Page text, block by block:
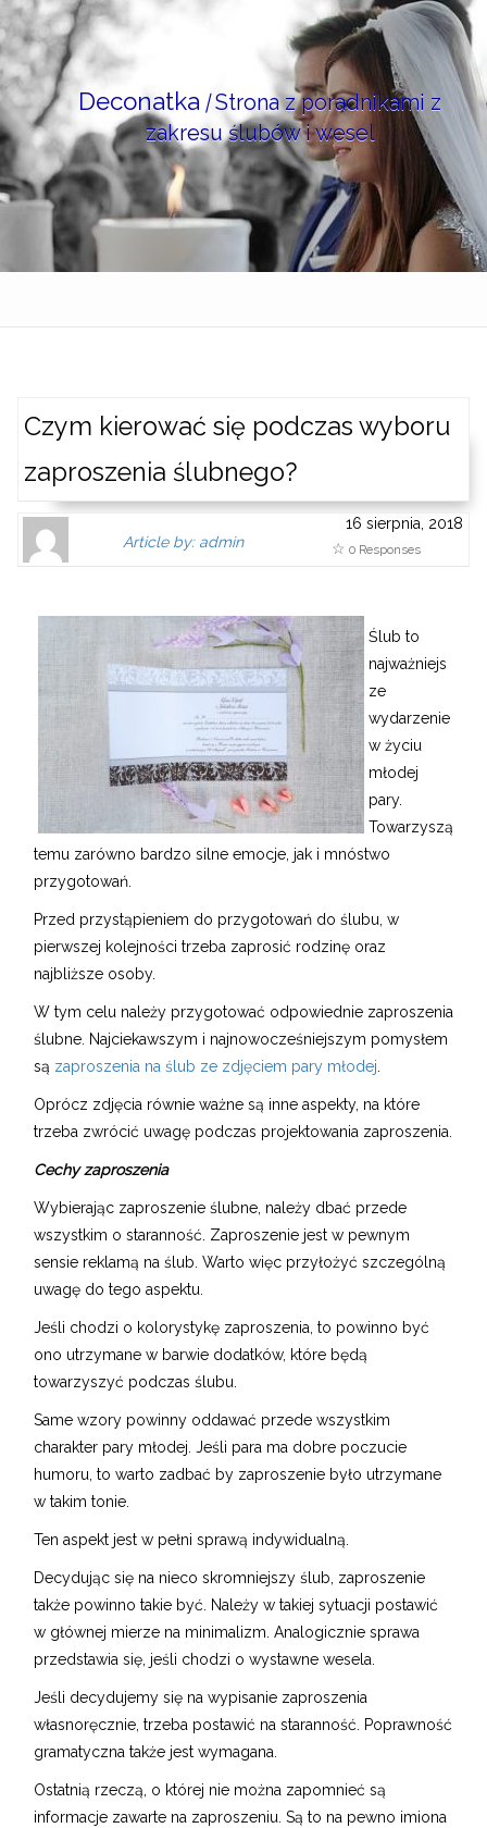
Skip
to
content
Deconatka |Strona z poradnikami z
zakresu ślubów i wesel
Czym kierować się podczas wyboru
zaproszenia ślubnego?
Author
Gravatar
link
Article by: admin
link
website
or
other
works.
admin
16 sierpnia, 2018
0 Responses
Ślub to
najważniejs
ze
wydarzenie
w życiu
młodej
pary.
Towarzyszą
temu zarówno bardzo silne emocje, jak i mnóstwo
przygotowań.
Przed przystąpieniem do przygotowań do ślubu, w
pierwszej kolejności trzeba zaprosić rodzinę oraz
najbliższe osoby.
W tym celu należy przygotować odpowiednie zaproszenia
ślubne. Najciekawszym i najnowocześniejszym pomysłem
są zaproszenia na ślub ze zdjęciem pary młodej.
Oprócz zdjęcia równie ważne są inne aspekty, na które
trzeba zwrócić uwagę podczas projektowania zaproszenia.
Cechy zaproszenia
Wybierając zaproszenie ślubne, należy dbać przede
wszystkim o staranność. Zaproszenie jest w pewnym
sensie reklamą na ślub. Warto więc przyłożyć szczególną
uwagę do tego aspektu.
Jeśli chodzi o kolorystykę zaproszenia, to powinno być
ono utrzymane w barwie dodatków, które będą
towarzyszyć podczas ślubu.
Same wzory powinny oddawać przede wszystkim
charakter pary młodej. Jeśli para ma dobre poczucie
humoru, to warto zadbać by zaproszenie było utrzymane
w takim tonie.
Ten aspekt jest w pełni sprawą indywidualną.
Decydując się na nieco skromniejszy ślub, zaproszenie
także powinno takie być. Należy w takiej sytuacji postawić
w głównej mierze na minimalizm. Analogicznie sprawa
przedstawia się, jeśli chodzi o wystawne wesela.
Jeśli decydujemy się na wypisanie zaproszenia
własnoręcznie, trzeba postawić na staranność. Poprawność
gramatyczna także jest wymagana.
Ostatnią rzeczą, o której nie można zapomnieć są
informacje zawarte na zaproszeniu. Są to na pewno imiona